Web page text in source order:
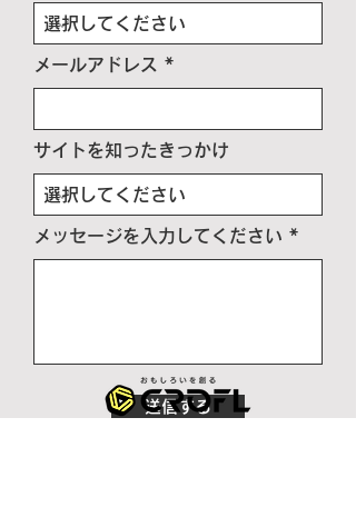
メールアドレス
サイトを知ったきっかけ
メッセージを入力してください
送信する